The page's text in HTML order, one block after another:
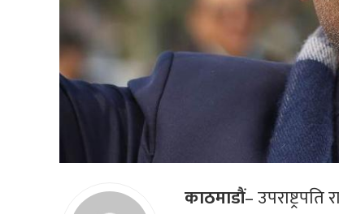
काठमाडौं–